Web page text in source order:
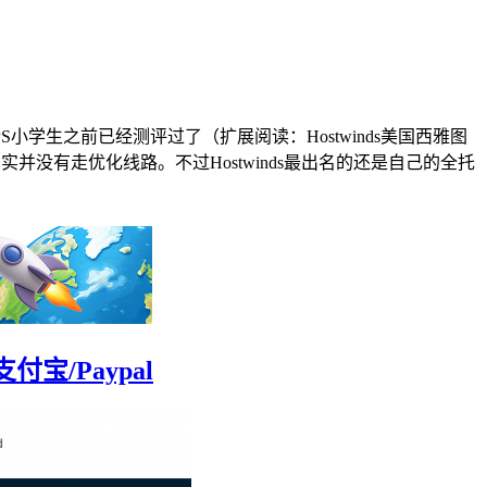
学生之前已经测评过了（扩展阅读：Hostwinds美国西雅图
并没有走优化线路。不过Hostwinds最出名的还是自己的全托
付宝/Paypal